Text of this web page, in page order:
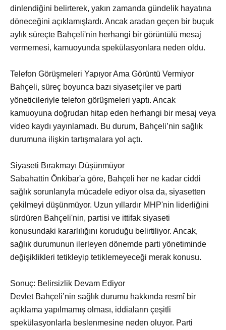
dinlendiğini belirterek, yakın zamanda gündelik hayatına
döneceğini açıklamışlardı. Ancak aradan geçen bir buçuk
aylık süreçte Bahçeli'nin herhangi bir görüntülü mesaj
vermemesi, kamuoyunda spekülasyonlara neden oldu.
Telefon Görüşmeleri Yapıyor Ama Görüntü Vermiyor
Bahçeli, süreç boyunca bazı siyasetçiler ve parti
yöneticileriyle telefon görüşmeleri yaptı. Ancak
kamuoyuna doğrudan hitap eden herhangi bir mesaj veya
video kaydı yayınlamadı. Bu durum, Bahçeli’nin sağlık
durumuna ilişkin tartışmalara yol açtı.
Siyaseti Bırakmayı Düşünmüyor
Sabahattin Önkibar'a göre, Bahçeli her ne kadar ciddi
sağlık sorunlarıyla mücadele ediyor olsa da, siyasetten
çekilmeyi düşünmüyor. Uzun yıllardır MHP'nin liderliğini
sürdüren Bahçeli'nin, partisi ve ittifak siyaseti
konusundaki kararlılığını koruduğu belirtiliyor. Ancak,
sağlık durumunun ilerleyen dönemde parti yönetiminde
değişiklikleri tetikleyip tetiklemeyeceği merak konusu.
Sonuç: Belirsizlik Devam Ediyor
Devlet Bahçeli’nin sağlık durumu hakkında resmî bir
açıklama yapılmamış olması, iddiaların çeşitli
spekülasyonlarla beslenmesine neden oluyor. Parti